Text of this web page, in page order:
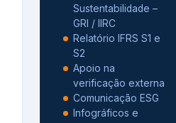
Sustentabilidade –
GRI / IIRC
Relatório IFRS S1 e
S2
Apoio na
verificação externa
Comunicação ESG
Infográficos e